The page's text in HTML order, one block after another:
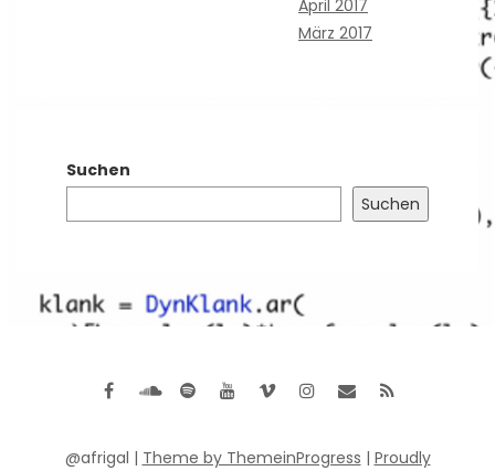
April 2017
März 2017
Suchen
Suchen
@afrigal | Theme by ThemeinProgress | Proudly